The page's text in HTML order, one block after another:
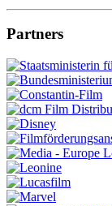
Partners